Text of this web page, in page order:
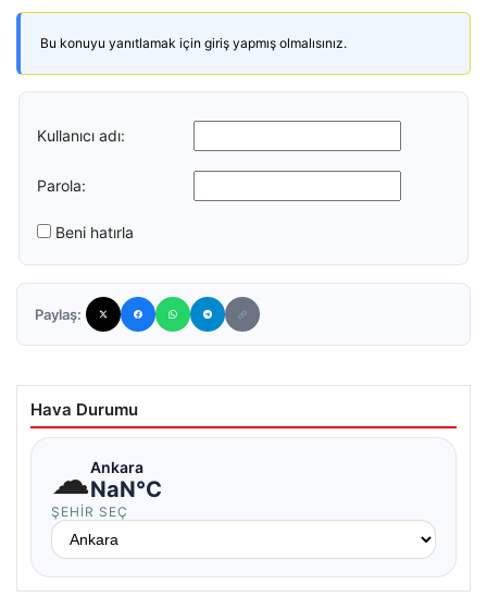
Bu konuyu yanıtlamak için giriş yapmış olmalısınız.
Kullanıcı adı:
Parola:
Beni hatırla
Paylaş:
Hava Durumu
☁Ankara
NaN°C
ŞEHIR SEÇ